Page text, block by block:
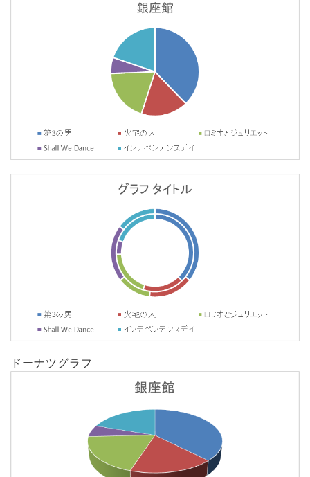
ドーナツグラフ